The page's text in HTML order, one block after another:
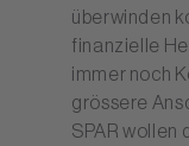
überwinden
finanzielle
immer noch
grössere
SPAR wollen